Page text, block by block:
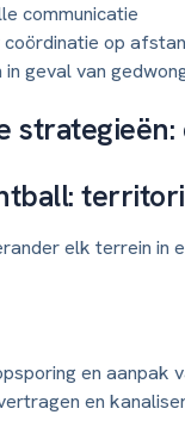
communicatie
coördinatie op
geval van
elk terrein in
en aanpak
en